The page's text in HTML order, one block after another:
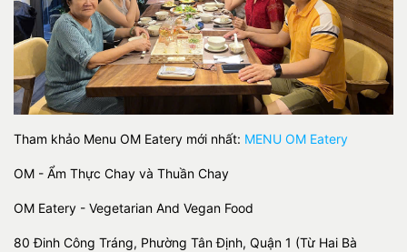
Tham khảo Menu OM Eatery mới nhất: MENU OM Eatery
OM - Ẩm Thực Chay và Thuần Chay
OM Eatery - Vegetarian And Vegan Food
80 Đinh Công Tráng, Phường Tân Định, Quận 1 (Từ Hai Bà